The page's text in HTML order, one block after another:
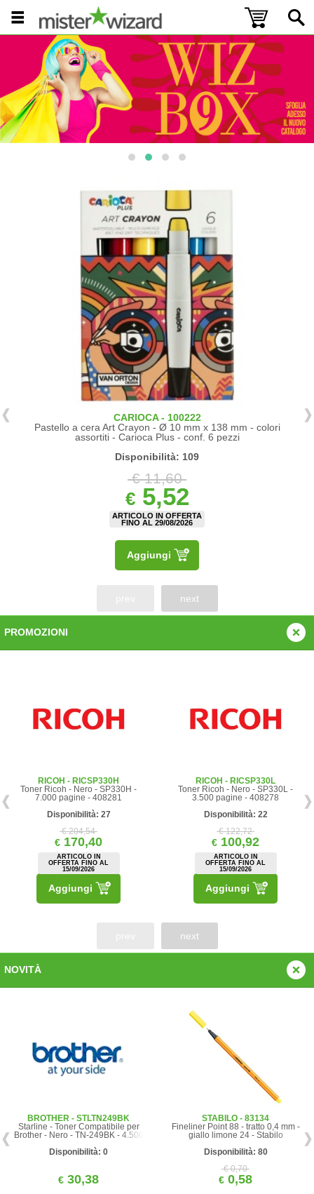
CARIOCA - 100222
Pastello a cera Art Crayon - Ø 10 mm x 138 mm - colori
assortiti - Carioca Plus - conf. 6 pezzi
Disponibilità: 109
€ 11,60
€5,52
ARTICOLO IN OFFERTA
FINO AL 29/08/2026
Aggiungi
next
PROMOZIONI
RICOH - RICSP330H
Toner Ricoh - Nero - SP330H -
7.000 pagine - 408281
Disponibilità: 27
€ 204,54
€ 170,40
ARTICOLO IN
OFFERTA FINO AL
15/09/2026
Aggiungi
RICOH - RICSP330L
Toner Ricoh - Nero - SP330L -
3.500 pagine - 408278
Disponibilità: 22
€ 122,72
€ 100,92
ARTICOLO IN
OFFERTA FINO AL
15/09/2026
Aggiungi
next
NOVITÀ
BROTHER - STLTN249BK
Starline - Toner Compatibile per
Brother - Nero - TN-249BK - 4.500
Disponibilità: 0
€ 30,38
STABILO - 83134
Fineliner Point 88 - tratto 0,4 mm -
giallo limone 24 - Stabilo
Disponibilità: 80
€ 0,70
€ 0,58